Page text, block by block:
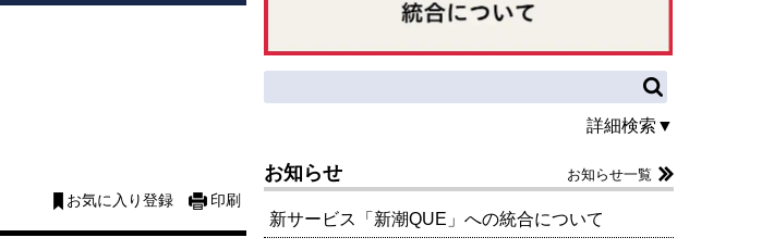
お気に入り登録 印刷
詳細検索▼
お知らせ お知らせ一覧
新サービス「新潮QUE」への統合について